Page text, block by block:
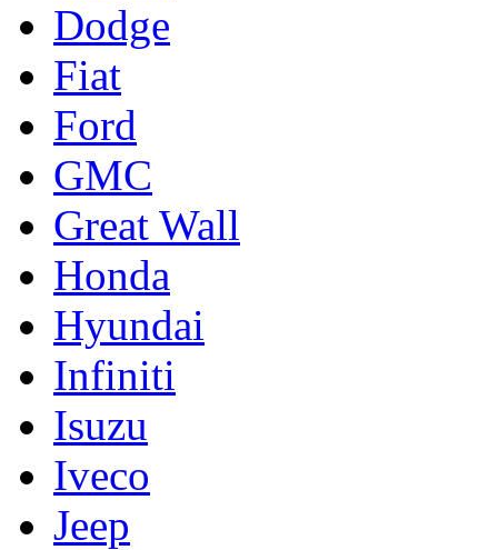
Dodge
Fiat
Ford
GMC
Great Wall
Honda
Hyundai
Infiniti
Isuzu
Iveco
Jeep